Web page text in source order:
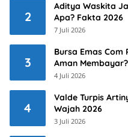
2
Aditya Waskita
Apa? Fakta 2026
7 Juli 2026
3
Bursa Emas Com
Aman Membayar?
4 Juli 2026
4
Valde Turpis
Wajah 2026
3 Juli 2026